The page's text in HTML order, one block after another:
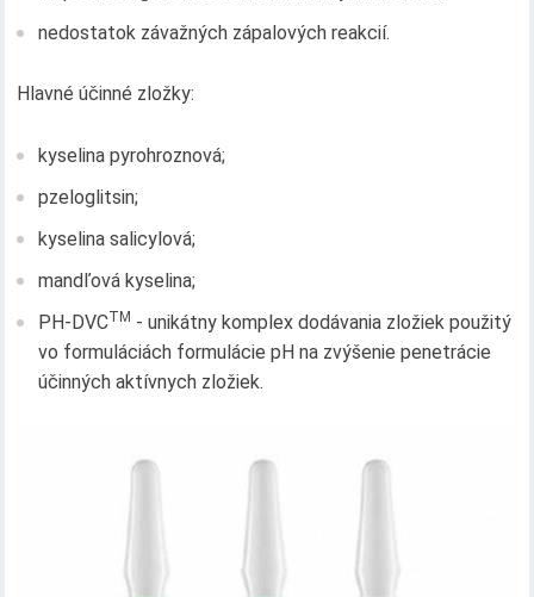
nedostatok závažných zápalových reakcií.
Hlavné účinné zložky:
kyselina pyrohroznová;
pzeloglitsin;
kyselina salicylová;
mandľová kyselina;
PH-DVCTM - unikátny komplex dodávania zložiek použitý
vo formuláciách formulácie pH na zvýšenie penetrácie
účinných aktívnych zložiek.